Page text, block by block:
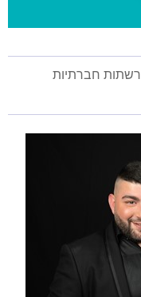
רשתות חברתיות